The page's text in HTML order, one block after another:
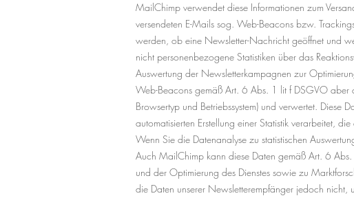
MailChimp verwendet diese Informationen zum
versendeten E-Mails sog. Web-Beacons bzw.
werden, ob eine Newsletter-Nachricht geöffnet und
nicht personenbezogene Statistiken über das
Auswertung der Newsletterkampagnen zur
Web-Beacons gemäß Art. 6 Abs. 1 lit f DSGVO aber
Browsertyp und Betriebssystem) und verwertet. Diese
automatisierten Erstellung einer Statistik verarbeitet,
Wenn Sie die Datenanalyse zu statistischen
Auch MailChimp kann diese Daten gemäß Art. 6 Abs.
und der Optimierung des Dienstes sowie zu
die Daten unserer Newsletterempfänger jedoch nicht,